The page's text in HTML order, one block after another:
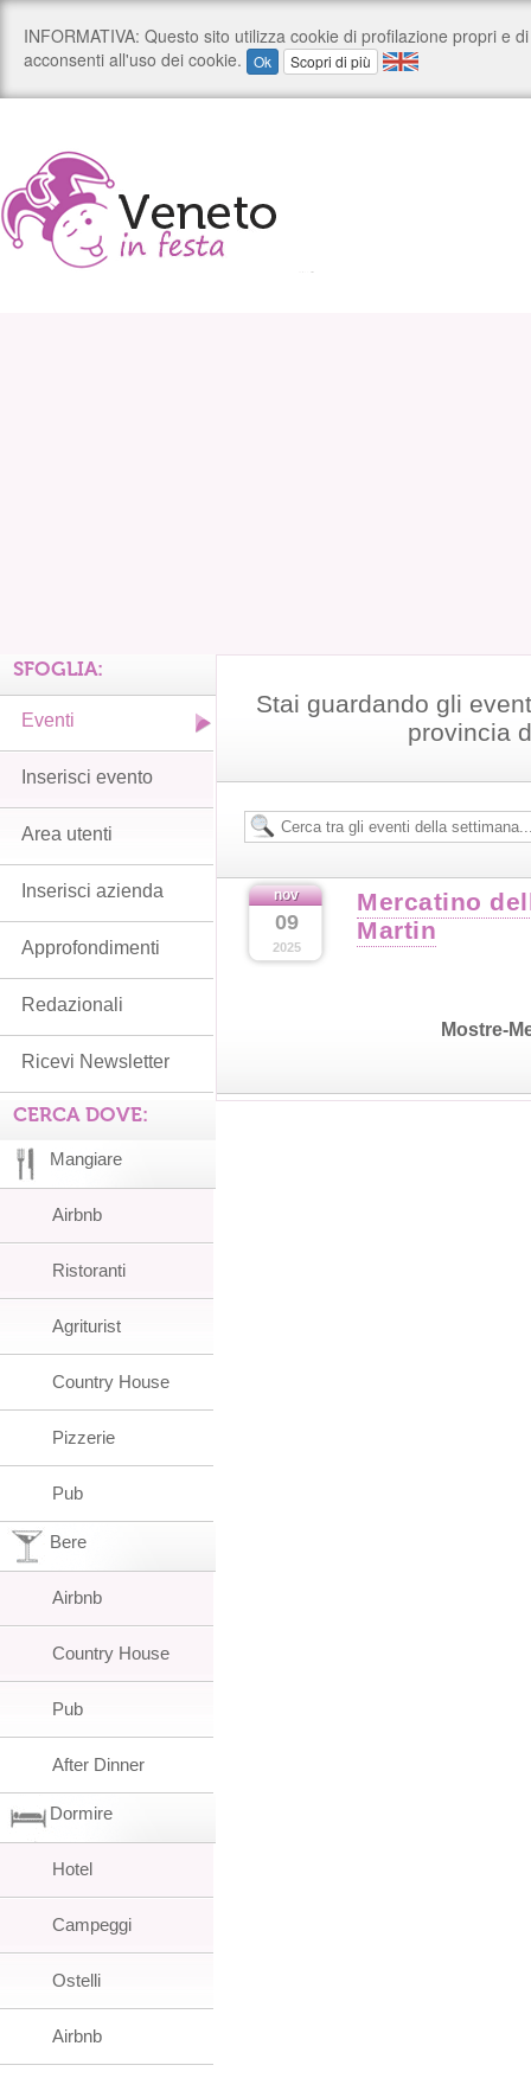
Stai guardando gli
provincia
nov
09
2025
Mercatino
Martin
Mostre-
SFOGLIA:
Eventi
Inserisci evento
Area utenti
Inserisci azienda
Approfondimenti
Redazionali
Ricevi Newsletter
CERCA DOVE:
Mangiare
Airbnb
Ristoranti
Agriturist
Country House
Pizzerie
Pub
Bere
Airbnb
Country House
Pub
After Dinner
Dormire
Hotel
Campeggi
Ostelli
Airbnb